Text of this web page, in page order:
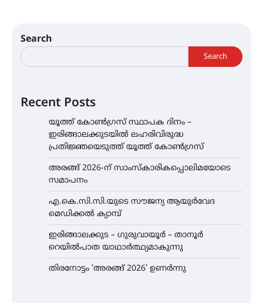
Search
Search
Recent Posts
യൂത്ത് കോൺഗ്രസ്‌ സ്ഥാപക ദിനം –
ഇരിങ്ങാലക്കുടയിൽ ലഹരിവിരുദ്ധ
പ്രതിജ്ഞയെടുത്ത് യൂത്ത് കോൺഗ്രസ്
അരങ്ങ് 2026-ന് സാംസ്കാരികപ്പൊലിമയോടെ
സമാപനം
എ.കെ.സി.സി.യുടെ സൗജന്യ ആയുർവേദ
മെഡിക്കൽ ക്യാമ്പ്
ഇരിങ്ങാലക്കുട – ഗുരുവായൂർ – താനൂർ
റെയിൽപാത യാഥാർത്ഥ്യമാകുന്നു
തിരനോട്ടം ‘അരങ്ങ് 2026’ ഉണർന്നു